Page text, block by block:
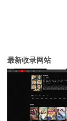
最新收录网站